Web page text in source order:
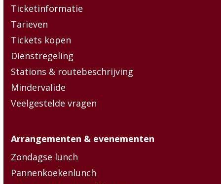
Ticketinformatie
Tarieven
Tickets kopen
Dienstregeling
Stations & routebeschrijving
Mindervalide
Veelgestelde vragen
Arrangementen & evenementen
Zondagse lunch
Pannenkoekenlunch